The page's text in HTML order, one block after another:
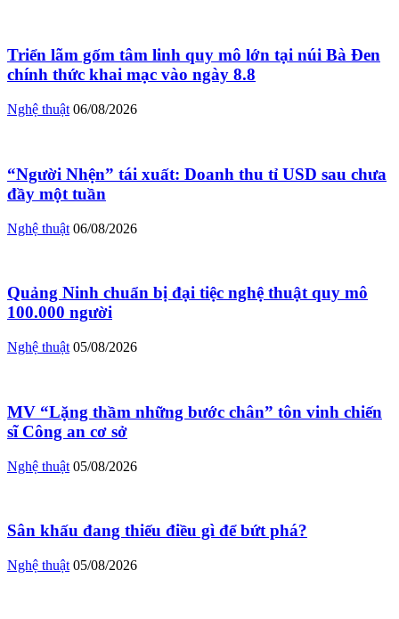
Triển lãm gốm tâm linh quy mô lớn tại núi Bà Đen
chính thức khai mạc vào ngày 8.8
Nghệ thuật 06/08/2026
“Người Nhện” tái xuất: Doanh thu tỉ USD sau chưa
đầy một tuần
Nghệ thuật 06/08/2026
Quảng Ninh chuẩn bị đại tiệc nghệ thuật quy mô
100.000 người
Nghệ thuật 05/08/2026
MV “Lặng thầm những bước chân” tôn vinh chiến
sĩ Công an cơ sở
Nghệ thuật 05/08/2026
Sân khấu đang thiếu điều gì để bứt phá?
Nghệ thuật 05/08/2026